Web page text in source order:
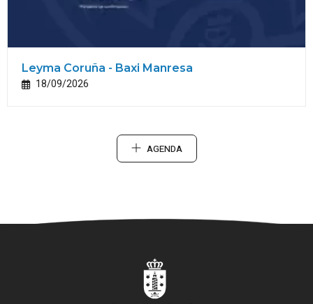
Leyma Coruña - Baxi Manresa
18/09/2026
AGENDA